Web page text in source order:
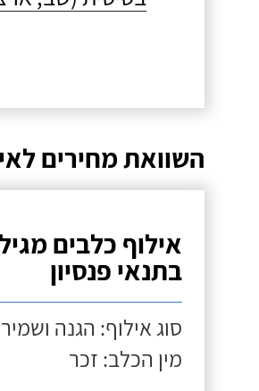
השוואת מחירים
אילוף כלבים
בתנאי פנסיון
סוג אילוף: הגנה
מין הכלב: זכר